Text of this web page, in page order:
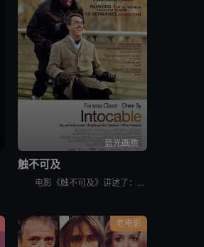
蓝光画质
触不可及
电影《触不可及》讲述了：因为一次跳伞事故，白人富翁菲利普Philippe（弗朗索瓦·克鲁塞 François Cluzet 饰）瘫痪在床，欲招聘一名全职陪护。由于薪酬高，应聘者云集，个个舌灿莲花，
老电影